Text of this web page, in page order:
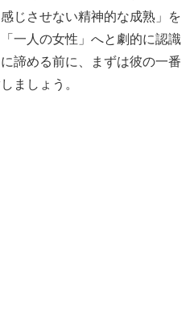
じさせない精神的な成熟」を
一人の女性」へと劇的に認識
諦める前に、まずは彼の一番
ましょう。